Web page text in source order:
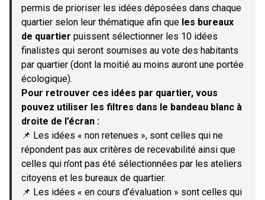
permis de prioriser les idées déposées dans chaque
quartier selon leur thématique afin que les bureaux
de quartier puissent sélectionner les 10 idées
finalistes qui seront soumises au vote des habitants
par quartier (dont la moitié au moins auront une portée
écologique).
Pour retrouver ces idées par quartier, vous
pouvez utiliser les filtres dans le bandeau blanc à
droite de l’écran :
📌 Les idées « non retenues », sont celles qui ne
répondent pas aux critères de recevabilité ainsi que
celles qui n’ont pas été sélectionnées par les ateliers
citoyens et les bureaux de quartier.
📌 Les idées « en cours d’évaluation » sont celles qui